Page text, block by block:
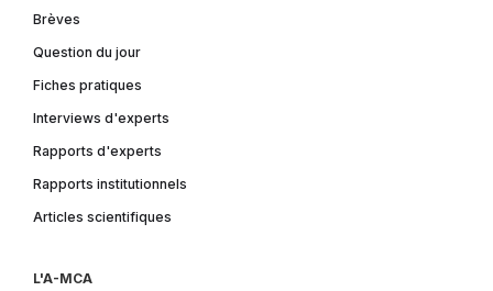
Brèves
Question du jour
Fiches pratiques
Interviews d'experts
Rapports d'experts
Rapports institutionnels
Articles scientifiques
L'A-MCA